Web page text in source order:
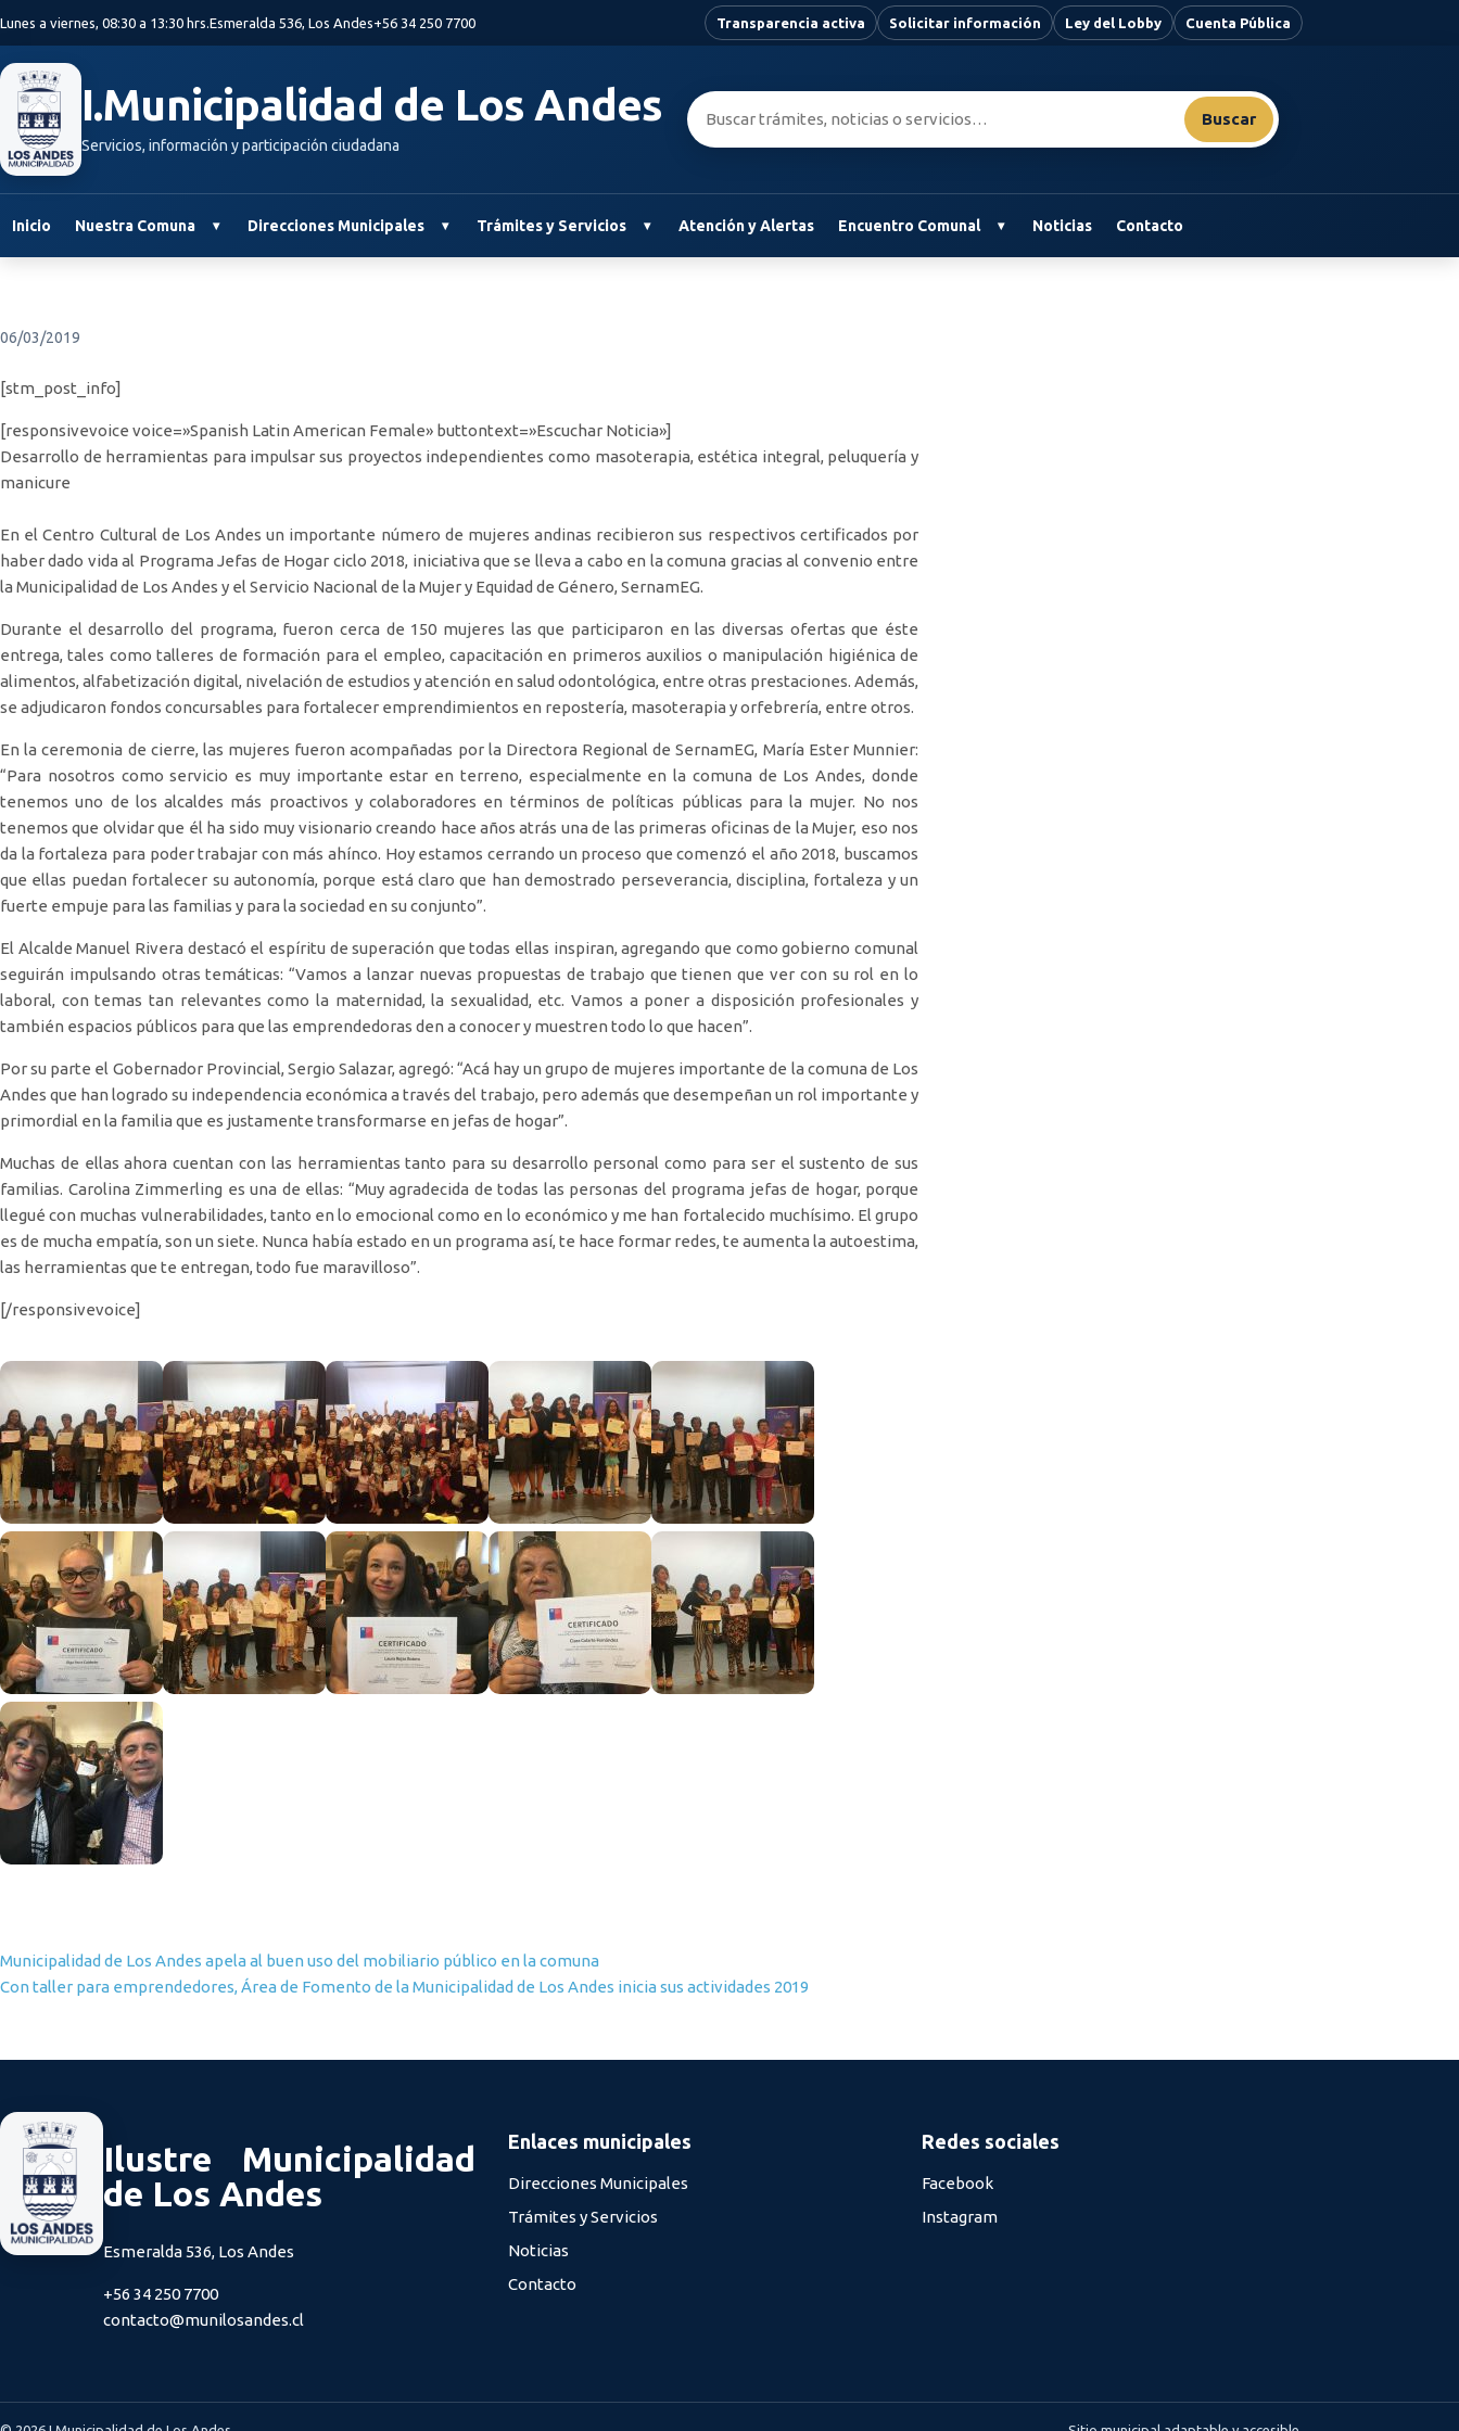
Lunes a viernes, 08:30 a 13:30 hrs.Esmeralda 536, Los Andes+56 34 250 7700 Transparencia activa Solicitar información Ley del Lobby Cuenta Pública
I.Municipalidad de Los Andes
Servicios, información y participación ciudadana
Buscar:
Buscar
Inicio Nuestra Comuna Direcciones Municipales Trámites y Servicios Atención y Alertas Encuentro Comunal Noticias Contacto
06/03/2019
[stm_post_info]
[responsivevoice voice=»Spanish Latin American Female» buttontext=»Escuchar Noticia»]
Desarrollo de herramientas para impulsar sus proyectos independientes como masoterapia, estética integral, peluquería y
manicure
En el Centro Cultural de Los Andes un importante número de mujeres andinas recibieron sus respectivos certificados por
haber dado vida al Programa Jefas de Hogar ciclo 2018, iniciativa que se lleva a cabo en la comuna gracias al convenio entre
la Municipalidad de Los Andes y el Servicio Nacional de la Mujer y Equidad de Género, SernamEG.
Durante el desarrollo del programa, fueron cerca de 150 mujeres las que participaron en las diversas ofertas que éste
entrega, tales como talleres de formación para el empleo, capacitación en primeros auxilios o manipulación higiénica de
alimentos, alfabetización digital, nivelación de estudios y atención en salud odontológica, entre otras prestaciones. Además,
se adjudicaron fondos concursables para fortalecer emprendimientos en repostería, masoterapia y orfebrería, entre otros.
En la ceremonia de cierre, las mujeres fueron acompañadas por la Directora Regional de SernamEG, María Ester Munnier:
“Para nosotros como servicio es muy importante estar en terreno, especialmente en la comuna de Los Andes, donde
tenemos uno de los alcaldes más proactivos y colaboradores en términos de políticas públicas para la mujer. No nos
tenemos que olvidar que él ha sido muy visionario creando hace años atrás una de las primeras oficinas de la Mujer, eso nos
da la fortaleza para poder trabajar con más ahínco. Hoy estamos cerrando un proceso que comenzó el año 2018, buscamos
que ellas puedan fortalecer su autonomía, porque está claro que han demostrado perseverancia, disciplina, fortaleza y un
fuerte empuje para las familias y para la sociedad en su conjunto”.
El Alcalde Manuel Rivera destacó el espíritu de superación que todas ellas inspiran, agregando que como gobierno comunal
seguirán impulsando otras temáticas: “Vamos a lanzar nuevas propuestas de trabajo que tienen que ver con su rol en lo
laboral, con temas tan relevantes como la maternidad, la sexualidad, etc. Vamos a poner a disposición profesionales y
también espacios públicos para que las emprendedoras den a conocer y muestren todo lo que hacen”.
Por su parte el Gobernador Provincial, Sergio Salazar, agregó: “Acá hay un grupo de mujeres importante de la comuna de Los
Andes que han logrado su independencia económica a través del trabajo, pero además que desempeñan un rol importante y
primordial en la familia que es justamente transformarse en jefas de hogar”.
Muchas de ellas ahora cuentan con las herramientas tanto para su desarrollo personal como para ser el sustento de sus
familias. Carolina Zimmerling es una de ellas: “Muy agradecida de todas las personas del programa jefas de hogar, porque
llegué con muchas vulnerabilidades, tanto en lo emocional como en lo económico y me han fortalecido muchísimo. El grupo
es de mucha empatía, son un siete. Nunca había estado en un programa así, te hace formar redes, te aumenta la autoestima,
las herramientas que te entregan, todo fue maravilloso”.
[/responsivevoice]
Navegación de entradas
Municipalidad de Los Andes apela al buen uso del mobiliario público en la comuna
Con taller para emprendedores, Área de Fomento de la Municipalidad de Los Andes inicia sus actividades 2019
Ilustre Municipalidad
de Los Andes
Esmeralda 536, Los Andes
+56 34 250 7700
contacto@munilosandes.cl
Enlaces municipales
Direcciones Municipales
Trámites y Servicios
Noticias
Contacto
Redes sociales
Facebook
Instagram